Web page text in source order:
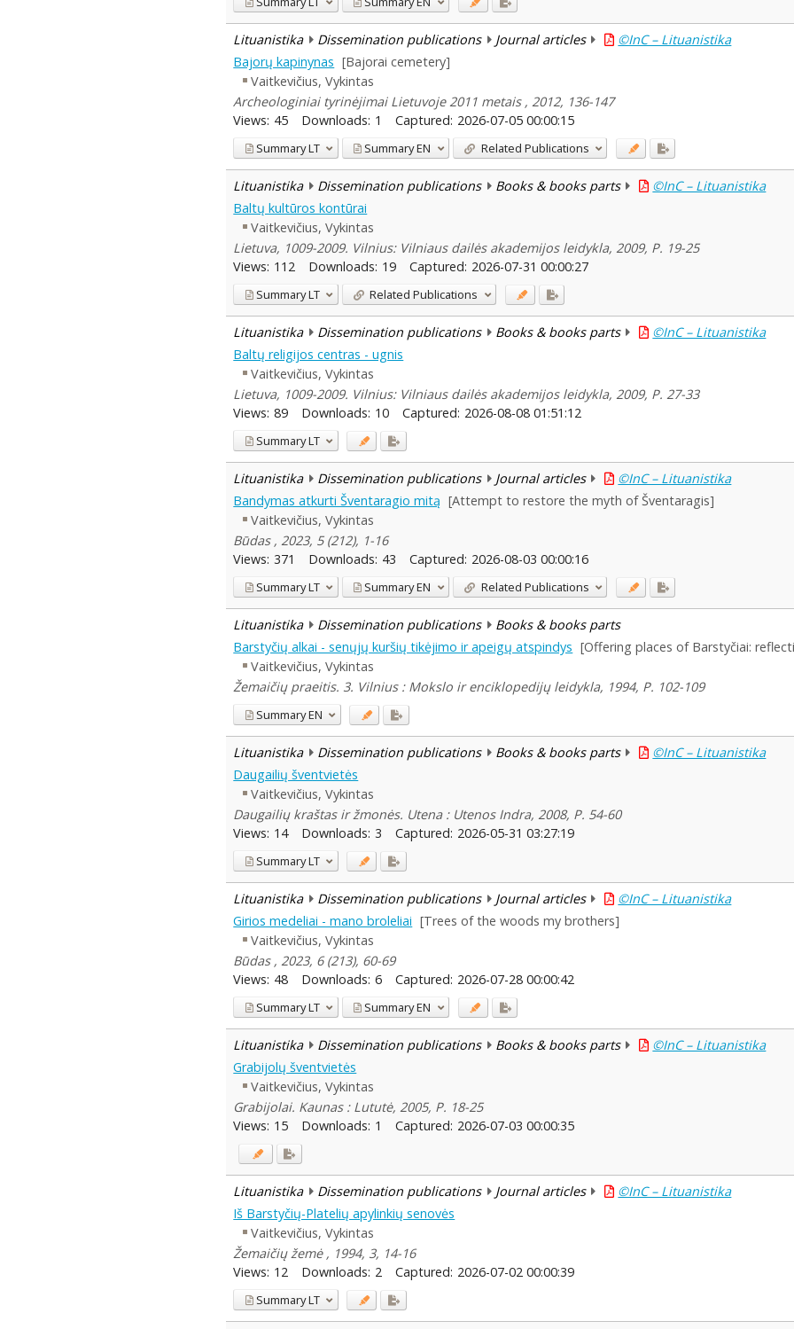
Lituanistika Dissemination publications Journal articles ©InC – Lituanistika
Bajorų kapinynas [Bajorai cemetery]
Vaitkevičius, Vykintas
Archeologiniai tyrinėjimai Lietuvoje 2011 metais , 2012, 136-147
Views: 45 Downloads: 1 Captured: 2026-07-05 00:00:15
SummaryLT SummaryEN Related Publications
Lituanistika Dissemination publications Books & books parts ©InC – Lituanistika
Baltų kultūros kontūrai
Vaitkevičius, Vykintas
Lietuva, 1009-2009. Vilnius: Vilniaus dailės akademijos leidykla, 2009, P. 19-25
Views: 112 Downloads: 19 Captured: 2026-07-31 00:00:27
SummaryLT Related Publications
Lituanistika Dissemination publications Books & books parts ©InC – Lituanistika
Baltų religijos centras - ugnis
Vaitkevičius, Vykintas
Lietuva, 1009-2009. Vilnius: Vilniaus dailės akademijos leidykla, 2009, P. 27-33
Views: 89 Downloads: 10 Captured: 2026-08-08 01:51:12
SummaryLT
Lituanistika Dissemination publications Journal articles ©InC – Lituanistika
Bandymas atkurti Šventaragio mitą [Attempt to restore the myth of Šventaragis]
Vaitkevičius, Vykintas
Būdas , 2023, 5 (212), 1-16
Views: 371 Downloads: 43 Captured: 2026-08-03 00:00:16
SummaryLT SummaryEN Related Publications
Lituanistika Dissemination publications Books & books parts
Barstyčių alkai - senųjų kuršių tikėjimo ir apeigų atspindys [Offering places of Barstyčiai:
Vaitkevičius, Vykintas
Žemaičių praeitis. 3. Vilnius : Mokslo ir enciklopedijų leidykla, 1994, P. 102-109
SummaryEN
Lituanistika Dissemination publications Books & books parts ©InC – Lituanistika
Daugailių šventvietės
Vaitkevičius, Vykintas
Daugailių kraštas ir žmonės. Utena : Utenos Indra, 2008, P. 54-60
Views: 14 Downloads: 3 Captured: 2026-05-31 03:27:19
SummaryLT
Lituanistika Dissemination publications Journal articles ©InC – Lituanistika
Girios medeliai - mano broleliai [Trees of the woods my brothers]
Vaitkevičius, Vykintas
Būdas , 2023, 6 (213), 60-69
Views: 48 Downloads: 6 Captured: 2026-07-28 00:00:42
SummaryLT SummaryEN
Lituanistika Dissemination publications Books & books parts ©InC – Lituanistika
Grabijolų šventvietės
Vaitkevičius, Vykintas
Grabijolai. Kaunas : Lututė, 2005, P. 18-25
Views: 15 Downloads: 1 Captured: 2026-07-03 00:00:35
Lituanistika Dissemination publications Journal articles ©InC – Lituanistika
Iš Barstyčių-Platelių apylinkių senovės
Vaitkevičius, Vykintas
Žemaičių žemė , 1994, 3, 14-16
Views: 12 Downloads: 2 Captured: 2026-07-02 00:00:39
SummaryLT